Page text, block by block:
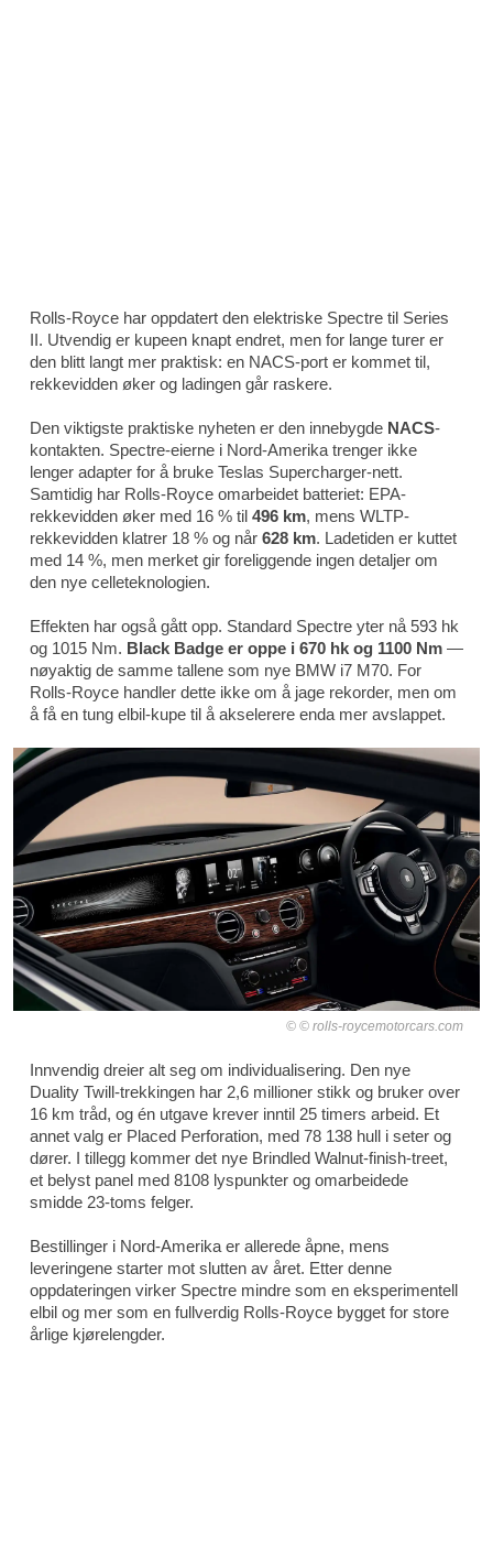
Rolls-Royce har oppdatert den elektriske Spectre til Series
II. Utvendig er kupeen knapt endret, men for lange turer er
den blitt langt mer praktisk: en NACS-port er kommet til,
rekkevidden øker og ladingen går raskere.
Den viktigste praktiske nyheten er den innebygde NACS-
kontakten. Spectre-eierne i Nord-Amerika trenger ikke
lenger adapter for å bruke Teslas Supercharger-nett.
Samtidig har Rolls-Royce omarbeidet batteriet: EPA-
rekkevidden øker med 16 % til 496 km, mens WLTP-
rekkevidden klatrer 18 % og når 628 km. Ladetiden er kuttet
med 14 %, men merket gir foreliggende ingen detaljer om
den nye celleteknologien.
Effekten har også gått opp. Standard Spectre yter nå 593 hk
og 1015 Nm. Black Badge er oppe i 670 hk og 1100 Nm —
nøyaktig de samme tallene som nye BMW i7 M70. For
Rolls-Royce handler dette ikke om å jage rekorder, men om
å få en tung elbil-kupe til å akselerere enda mer avslappet.
© rolls-roycemotorcars.com
Innvendig dreier alt seg om individualisering. Den nye
Duality Twill-trekkingen har 2,6 millioner stikk og bruker over
16 km tråd, og én utgave krever inntil 25 timers arbeid. Et
annet valg er Placed Perforation, med 78 138 hull i seter og
dører. I tillegg kommer det nye Brindled Walnut-finish-treet,
et belyst panel med 8108 lyspunkter og omarbeidede
smidde 23-toms felger.
Bestillinger i Nord-Amerika er allerede åpne, mens
leveringene starter mot slutten av året. Etter denne
oppdateringen virker Spectre mindre som en eksperimentell
elbil og mer som en fullverdig Rolls-Royce bygget for store
årlige kjørelengder.